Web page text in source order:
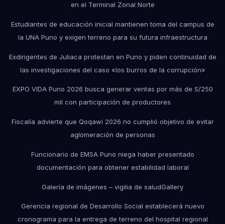
en el Terminal Zonal Norte
Estudiantes de educación inicial mantienen toma del campus de
la UNA Puno y exigen terreno para su futura infraestructura
Exdirigentes de Juliaca protestan en Puno y piden continuidad de
las investigaciones del caso «los burros de la corrupción»
EXPO VIDA Puno 2026 busca generar ventas por más de S/250
mil con participación de productores
Fiscalía advierte que Qoqawi 2026 no cumplió objetivo de evitar
aglomeración de personas
Funcionario de EMSA Puno niega haber presentado
documentación para obtener estabilidad laboral
Galería de imágenes – vigilia de saludGallery
Gerencia regional de Desarrollo Social establecerá nuevo
cronograma para la entrega de terreno del hospital regional